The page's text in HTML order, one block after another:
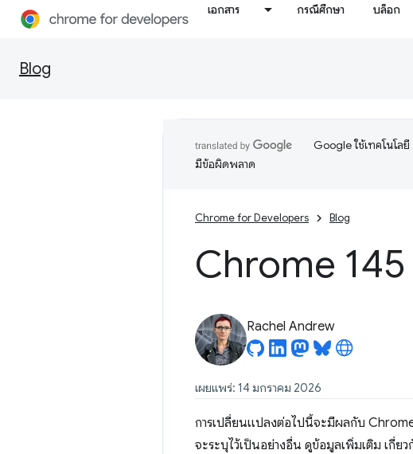
เอกสาร กรณีศึกษา บล็อก
Blog
Google ใช้เทคโนโล
มีข้อผิดพลาด
Chrome for Developers Blog
Chrome 145
Rachel Andrew
เผยแพร่: 14 มกราคม 2026
การเปลี่ยนแปลงต่อไปนี้จะมีผลกับ
จะระบุไว้เป็นอย่างอื่น ดูข้อมูลเพิ่มเติม เกี่